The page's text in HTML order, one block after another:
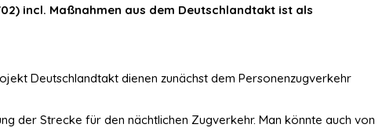
incl. Maßnahmen aus dem Deutschlandtakt ist als
Deutschlandtakt dienen zunächst dem Personenzugverkehr
der Strecke für den nächtlichen Zugverkehr. Man könnte auch von